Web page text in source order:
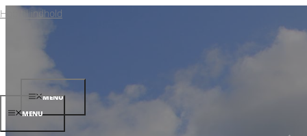
Hop til indhold
MENU
MENU